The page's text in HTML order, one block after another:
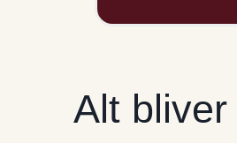
Alt